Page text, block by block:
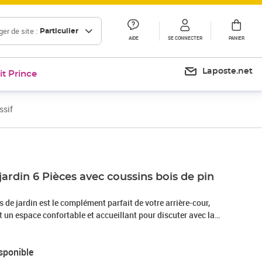
de site : Particulier
AIDE SE CONNECTER PANIER
Prince Laposte.net
6 Pièces avec coussins bois de pin
de jardin est le complément parfait de votre arrière-cour,
espace confortable et accueillant pour discuter avec la
se détendre et profiter de l'extérieur. Bois de pin
au matériau son aspect caractéristique et